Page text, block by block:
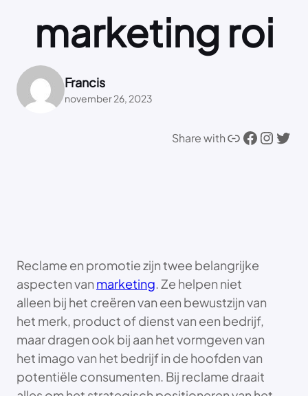
marketing roi
Francis
november 26, 2023
Share withLink Facebook Instagram Twitter
Reclame en promotie zijn twee belangrijke
aspecten van marketing. Ze helpen niet
alleen bij het creëren van een bewustzijn van
het merk, product of dienst van een bedrijf,
maar dragen ook bij aan het vormgeven van
het imago van het bedrijf in de hoofden van
potentiële consumenten. Bij reclame draait